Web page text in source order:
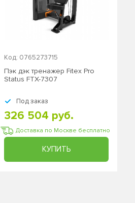
Код: 0765273715
Пэк дэк тренажер Fitex Pro
Status FTX-7307
Под заказ
Доставка по Москве бесплатно
326 504 руб.
КУПИТЬ